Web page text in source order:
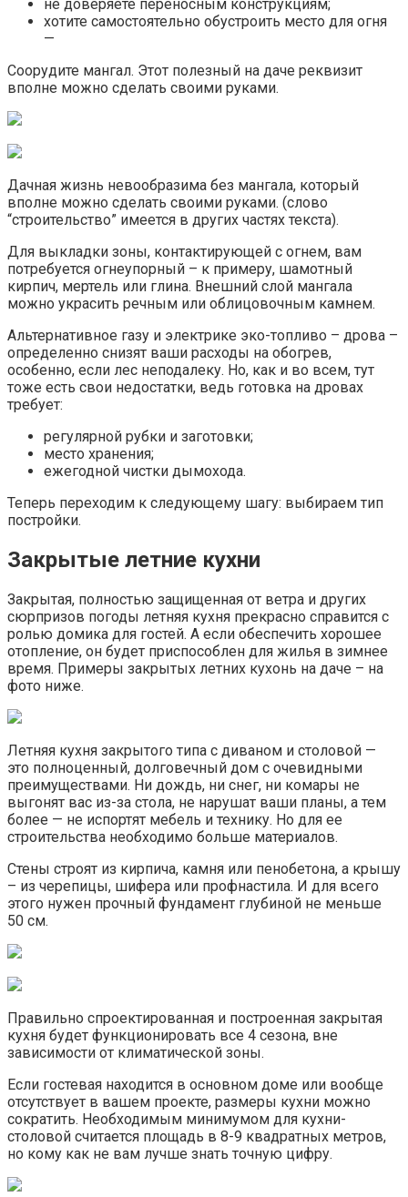
не доверяете переносным конструкциям;
хотите самостоятельно обустроить место для огня
—
Соорудите мангал. Этот полезный на даче реквизит
вполне можно сделать своими руками.
Дачная жизнь невообразима без мангала, который
вполне можно сделать своими руками. (слово
“строительство” имеется в других частях текста).
Для выкладки зоны, контактирующей с огнем, вам
потребуется огнеупорный – к примеру, шамотный
кирпич, мертель или глина. Внешний слой мангала
можно украсить речным или облицовочным камнем.
Альтернативное газу и электрике эко-топливо – дрова –
определенно снизят ваши расходы на обогрев,
особенно, если лес неподалеку. Но, как и во всем, тут
тоже есть свои недостатки, ведь готовка на дровах
требует:
регулярной рубки и заготовки;
место хранения;
ежегодной чистки дымохода.
Теперь переходим к следующему шагу: выбираем тип
постройки.
Закрытые летние кухни
Закрытая, полностью защищенная от ветра и других
сюрпризов погоды летняя кухня прекрасно справится с
ролью домика для гостей. А если обеспечить хорошее
отопление, он будет приспособлен для жилья в зимнее
время. Примеры закрытых летних кухонь на даче – на
фото ниже.
Летняя кухня закрытого типа с диваном и столовой —
это полноценный, долговечный дом с очевидными
преимуществами. Ни дождь, ни снег, ни комары не
выгонят вас из-за стола, не нарушат ваши планы, а тем
более — не испортят мебель и технику. Но для ее
строительства необходимо больше материалов.
Стены строят из кирпича, камня или пенобетона, а крышу
– из черепицы, шифера или профнастила. И для всего
этого нужен прочный фундамент глубиной не меньше
50 см.
Правильно спроектированная и построенная закрытая
кухня будет функционировать все 4 сезона, вне
зависимости от климатической зоны.
Если гостевая находится в основном доме или вообще
отсутствует в вашем проекте, размеры кухни можно
сократить. Необходимым минимумом для кухни-
столовой считается площадь в 8-9 квадратных метров,
но кому как не вам лучше знать точную цифру.